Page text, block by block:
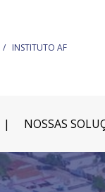
INSTITUTO AF
NOSSAS